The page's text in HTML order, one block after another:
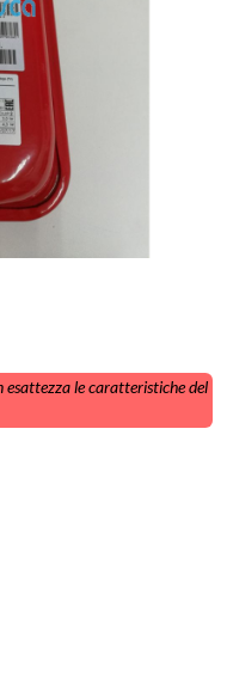
le caratteristiche del